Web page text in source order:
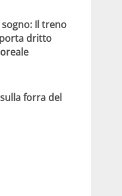
Il treno
porta dritto
forra del